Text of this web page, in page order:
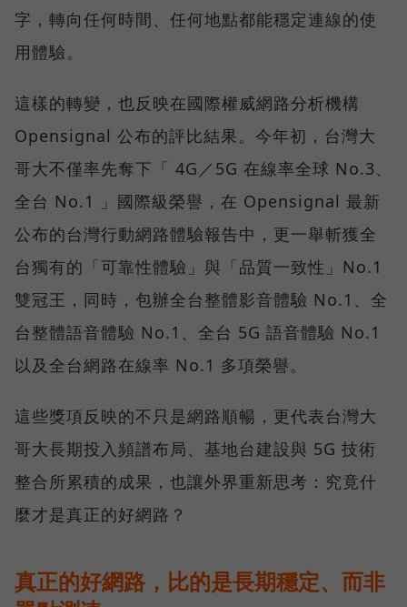
字，轉向任何時間、任何地點都能穩定連線的使
用體驗。
這樣的轉變，也反映在國際權威網路分析機構
Opensignal 公布的評比結果。今年初，台灣大
哥大不僅率先奪下「 4G／5G 在線率全球 No.3、
全台 No.1 」國際級榮譽，在 Opensignal 最新
公布的台灣行動網路體驗報告中，更一舉斬獲全
台獨有的「可靠性體驗」與「品質一致性」No.1
雙冠王，同時，包辦全台整體影音體驗 No.1、全
台整體語音體驗 No.1、全台 5G 語音體驗 No.1
以及全台網路在線率 No.1 多項榮譽。
這些獎項反映的不只是網路順暢，更代表台灣大
哥大長期投入頻譜布局、基地台建設與 5G 技術
整合所累積的成果，也讓外界重新思考：究竟什
麼才是真正的好網路？
真正的好網路，比的是長期穩定、而非